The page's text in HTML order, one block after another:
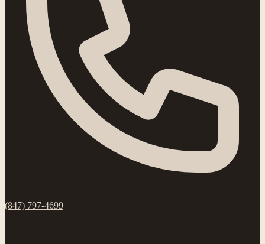
(847) 797-4699